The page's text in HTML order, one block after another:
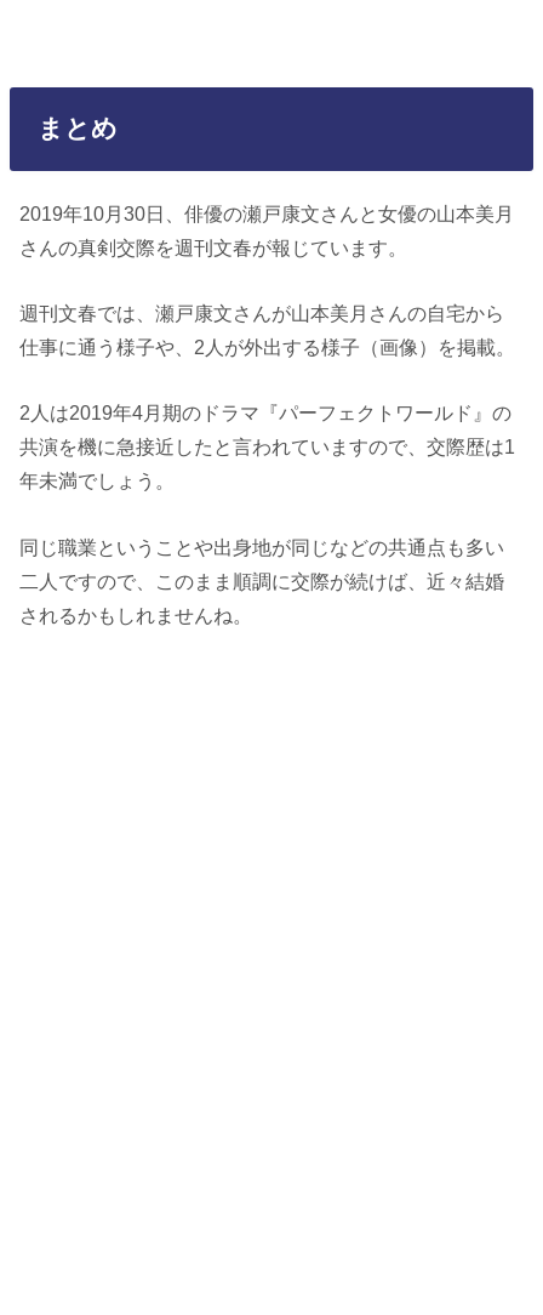
まとめ
2019年10月30日、俳優の瀬戸康文さんと女優の山本美月
さんの真剣交際を週刊文春が報じています。
週刊文春では、瀬戸康文さんが山本美月さんの自宅から
仕事に通う様子や、2人が外出する様子（画像）を掲載。
2人は2019年4月期のドラマ『パーフェクトワールド』の
共演を機に急接近したと言われていますので、交際歴は1
年未満でしょう。
同じ職業ということや出身地が同じなどの共通点も多い
二人ですので、このまま順調に交際が続けば、近々結婚
されるかもしれませんね。